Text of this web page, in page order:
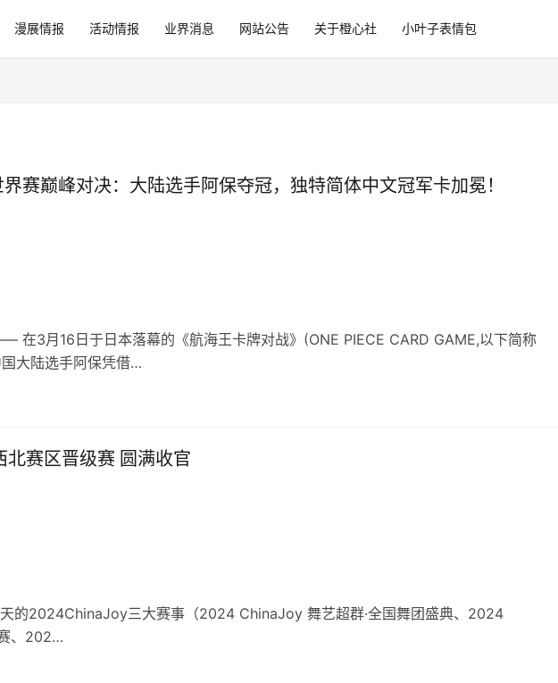
漫展情报 活动情报 业界消息 网站公告 关于橙心社 小叶子表情包
界赛巅峰对决：大陆选手阿保夺冠，独特简体中文冠军卡加冕！
在3月16日于日本落幕的《航海王卡牌对战》(ONE PIECE CARD GAME,以下简称
大陆选手阿保凭借…
赛区晋级赛 圆满收官
的2024ChinaJoy三大赛事（2024 ChinaJoy 舞艺超群·全国舞团盛典、2024
、202…